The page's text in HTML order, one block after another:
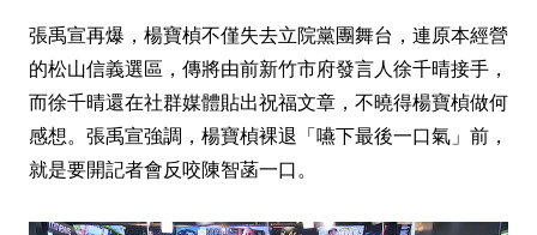
張禹宣再爆，楊寶楨不僅失去立院黨團舞台，連原本經營
的松山信義選區，傳將由前新竹市府發言人徐千晴接手，
而徐千晴還在社群媒體貼出祝福文章，不曉得楊寶楨做何
感想。張禹宣強調，楊寶楨裸退「嚥下最後一口氣」前，
就是要開記者會反咬陳智菡一口。